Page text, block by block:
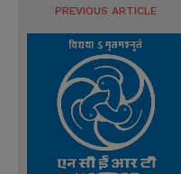
PREVIOUS ARTICLE